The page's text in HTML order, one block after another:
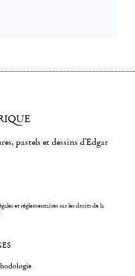
pastels et dessins d'Edgar
et réglementaires sur les droits de la